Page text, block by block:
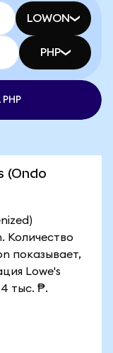
LOWON
PHP
(Ondo
Количество
показывает,
Lowe's
тыс. ₱.